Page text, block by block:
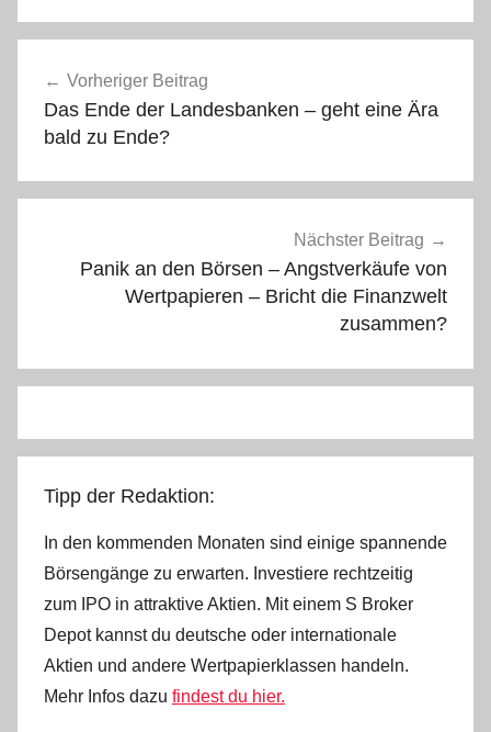
Vorheriger Beitrag
Das Ende der Landesbanken – geht eine Ära
bald zu Ende?
Nächster Beitrag
Panik an den Börsen – Angstverkäufe von
Wertpapieren – Bricht die Finanzwelt
zusammen?
Tipp der Redaktion:
In den kommenden Monaten sind einige spannende
Börsengänge zu erwarten. Investiere rechtzeitig
zum IPO in attraktive Aktien. Mit einem S Broker
Depot kannst du deutsche oder internationale
Aktien und andere Wertpapierklassen handeln.
Mehr Infos dazu findest du hier.